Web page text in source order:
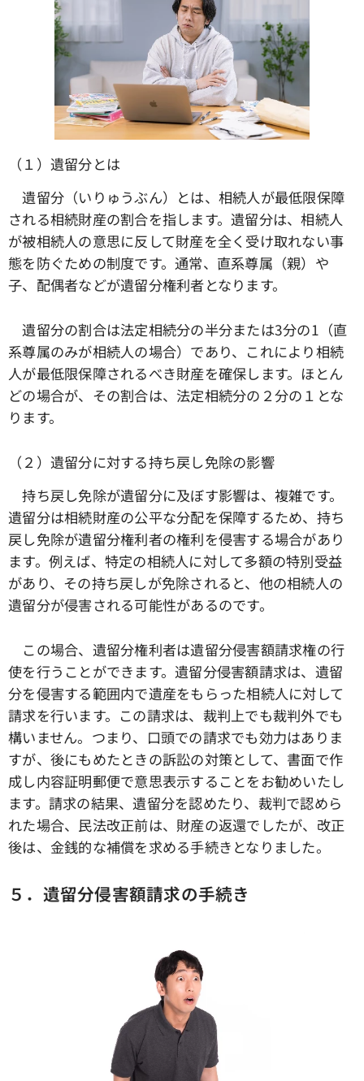
（１）遺留分とは
遺留分（いりゅうぶん）とは、相続人が最低限保障
される相続財産の割合を指します。遺留分は、相続人
が被相続人の意思に反して財産を全く受け取れない事
態を防ぐための制度です。通常、直系尊属（親）や
子、配偶者などが遺留分権利者となります。
遺留分の割合は法定相続分の半分または3分の1（直
系尊属のみが相続人の場合）であり、これにより相続
人が最低限保障されるべき財産を確保します。ほとん
どの場合が、その割合は、法定相続分の２分の１とな
ります。
（２）遺留分に対する持ち戻し免除の影響
持ち戻し免除が遺留分に及ぼす影響は、複雑です。
遺留分は相続財産の公平な分配を保障するため、持ち
戻し免除が遺留分権利者の権利を侵害する場合があり
ます。例えば、特定の相続人に対して多額の特別受益
があり、その持ち戻しが免除されると、他の相続人の
遺留分が侵害される可能性があるのです。
この場合、遺留分権利者は遺留分侵害額請求権の行
使を行うことができます。遺留分侵害額請求は、遺留
分を侵害する範囲内で遺産をもらった相続人に対して
請求を行います。この請求は、裁判上でも裁判外でも
構いません。つまり、口頭での請求でも効力はありま
すが、後にもめたときの訴訟の対策として、書面で作
成し内容証明郵便で意思表示することをお勧めいたし
ます。請求の結果、遺留分を認めたり、裁判で認めら
れた場合、民法改正前は、財産の返還でしたが、改正
後は、金銭的な補償を求める手続きとなりました。
５．遺留分侵害額請求の手続き